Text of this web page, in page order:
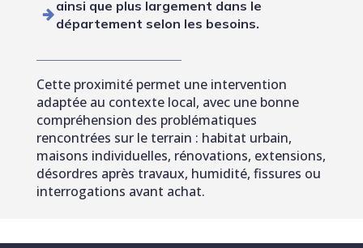
ainsi que plus largement dans le
département selon les besoins.
Cette proximité permet une intervention
adaptée au contexte local, avec une bonne
compréhension des problématiques
rencontrées sur le terrain : habitat urbain,
maisons individuelles, rénovations, extensions,
désordres après travaux, humidité, fissures ou
interrogations avant achat.